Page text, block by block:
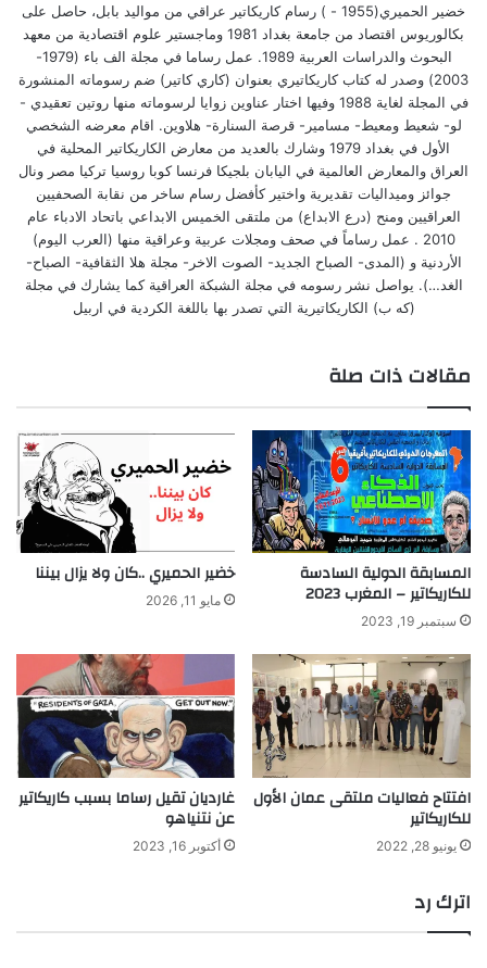
خضير الحميري(1955 - ) رسام كاريكاتير عراقي من مواليد بابل، حاصل على
بكالوريوس اقتصاد من جامعة بغداد 1981 وماجستير علوم اقتصادية من معهد
البحوث والدراسات العربية 1989. عمل رساما في مجلة الف باء (1979-
2003) وصدر له كتاب كاريكاتيري بعنوان (كاري كاتير) ضم رسوماته المنشورة
في المجلة لغاية 1988 وفيها اختار عناوين زوايا لرسوماته منها روتين تعقيدي -
لو- شعيط ومعيط- مسامير- قرصة السنارة- هلاوين. اقام معرضه الشخصي
الأول في بغداد 1979 وشارك بالعديد من معارض الكاريكاتير المحلية في
العراق والمعارض العالمية في اليابان بلجيكا فرنسا كوبا روسيا تركيا مصر ونال
جوائز وميداليات تقديرية واختير كأفضل رسام ساخر من نقابة الصحفيين
العراقيين ومنح (درع الابداع) من ملتقى الخميس الابداعي باتحاد الادباء عام
2010 . عمل رساماً في صحف ومجلات عربية وعراقية منها (العرب اليوم)
الأردنية و (المدى- الصباح الجديد- الصوت الاخر- مجلة هلا الثقافية- الصباح-
الغد…). يواصل نشر رسومه في مجلة الشبكة العراقية كما يشارك في مجلة
(كه ب) الكاريكاتيرية التي تصدر بها باللغة الكردية في اربيل
مقالات ذات صلة
المسابقة الدولية السادسة
للكاريكاتير – المغرب 2023
سبتمبر 19, 2023
خضير الحميري ..كان ولا يزال بيننا
مايو 11, 2026
افتتاح فعاليات ملتقى عمان الأول
للكاريكاتير
يونيو 28, 2022
غارديان تقيل رساما بسبب كاريكاتير
عن نتنياهو
أكتوبر 16, 2023
اترك رد